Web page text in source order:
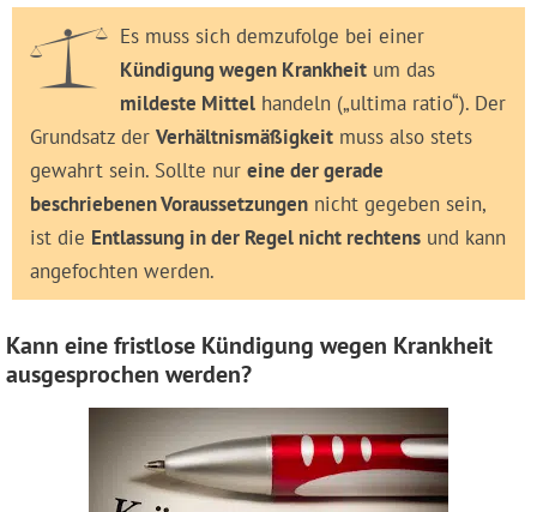
Es muss sich demzufolge bei einer
Kündigung wegen Krankheit um das
mildeste Mittel handeln („ultima ratio“). Der
Grundsatz der Verhältnismäßigkeit muss also stets
gewahrt sein. Sollte nur eine der gerade
beschriebenen Voraussetzungen nicht gegeben sein,
ist die Entlassung in der Regel nicht rechtens und kann
angefochten werden.
Kann eine fristlose Kündigung wegen Krankheit
ausgesprochen werden?